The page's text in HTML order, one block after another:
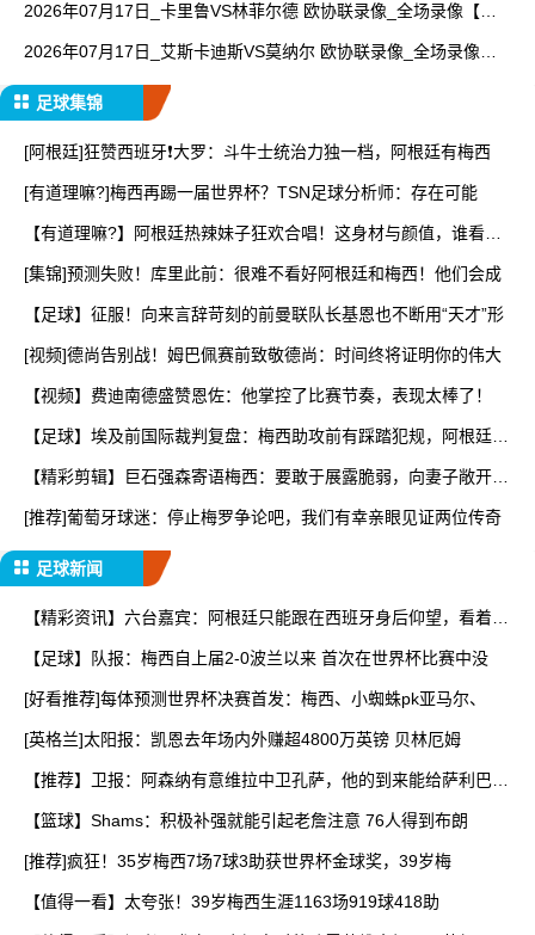
2026年07月17日_卡里鲁VS林菲尔德 欧协联录像_全场录像【视
2026年07月17日_艾斯卡迪斯VS莫纳尔 欧协联录像_全场录像
足球集锦
[阿根廷]狂赞西班牙❗大罗：斗牛士统治力独一档，阿根廷有梅西
[有道理嘛?]梅西再踢一届世界杯？TSN足球分析师：存在可能
【有道理嘛?】阿根廷热辣妹子狂欢合唱！这身材与颜值，谁看了
[集锦]预测失败！库里此前：很难不看好阿根廷和梅西！他们会成
【足球】征服！向来言辞苛刻的前曼联队长基恩也不断用“天才”形
[视频]德尚告别战！姆巴佩赛前致敬德尚：时间终将证明你的伟大
【视频】费迪南德盛赞恩佐：他掌控了比赛节奏，表现太棒了！
【足球】埃及前国际裁判复盘：梅西助攻前有踩踏犯规，阿根廷进
【精彩剪辑】巨石强森寄语梅西：要敢于展露脆弱，向妻子敞开心
[推荐]葡萄牙球迷：停止梅罗争论吧，我们有幸亲眼见证两位传奇
足球新闻
【精彩资讯】六台嘉宾：阿根廷只能跟在西班牙身后仰望，看着我
【足球】队报：梅西自上届2-0波兰以来 首次在世界杯比赛中没
[好看推荐]每体预测世界杯决赛首发：梅西、小蜘蛛pk亚马尔、
[英格兰]太阳报：凯恩去年场内外赚超4800万英镑 贝林厄姆
【推荐】卫报：阿森纳有意维拉中卫孔萨，他的到来能给萨利巴提
【篮球】Shams：积极补强就能引起老詹注意 76人得到布朗
[推荐]疯狂！35岁梅西7场7球3助获世界杯金球奖，39岁梅
【值得一看】太夸张！39岁梅西生涯1163场919球418助